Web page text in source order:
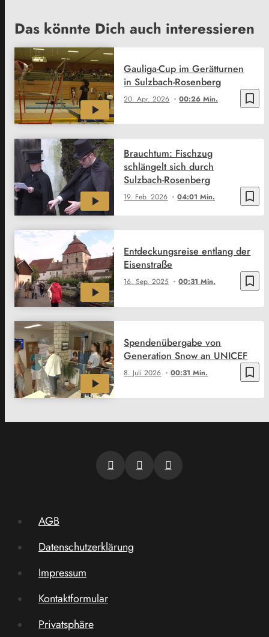
Das könnte Dich auch interessieren
bookmark_border
20. Apr. 2026 00:26 Min.
Gauliga-Cup im Gerätturnen
in Sulzbach-Rosenberg
bookmark_border
19. Feb. 2026 04:01 Min.
Brauchtum: Fischzug
schlängelt sich durch
Sulzbach-Rosenberg
bookmark_border
16. Sep. 2025 00:31 Min.
Entdeckungsreise entlang der
Eisenstraße
bookmark_border
8. Juli 2026 00:31 Min.
Spendenübergabe von
Generation Snow an UNICEF
AGB
Datenschutzerklärung
Impressum
Kontaktformular
Privatsphäre